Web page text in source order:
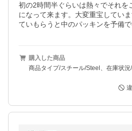
初の2時間半ぐらいは熱々でそれを
になって来ます。大変重宝してい
ていもらうと中のパッキンを予備で
購入した商品
商品タイプ/スチール/Steel、在庫状